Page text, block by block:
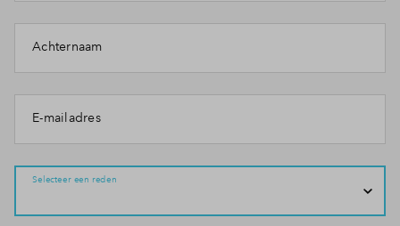
Achternaam
E-mailadres
Selecteer een reden